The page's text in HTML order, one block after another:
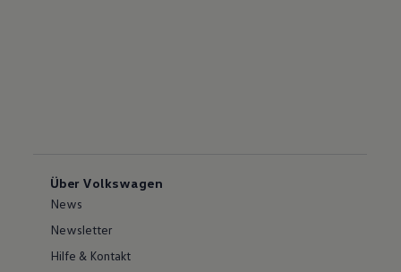
Über Volkswagen
News
Newsletter
Hilfe & Kontakt